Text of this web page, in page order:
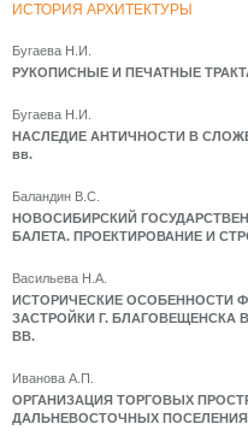
ИСТОРИЯ АРХИТЕКТУРЫ
Бугаева Н.И.
РУКОПИСНЫЕ И ПЕЧАТНЫЕ
Бугаева Н.И.
НАСЛЕДИЕ АНТИЧНОСТИ В
вв.
Баландин В.С.
НОВОСИБИРСКИЙ
БАЛЕТА. ПРОЕКТИРОВАНИЕ И
Васильева Н.А.
ИСТОРИЧЕСКИЕ ОСОБЕННОСТИ
ЗАСТРОЙКИ Г. БЛАГОВЕЩЕНСКА
ВВ.
Иванова А.П.
ОРГАНИЗАЦИЯ ТОРГОВЫХ
ДАЛЬНЕВОСТОЧНЫХ